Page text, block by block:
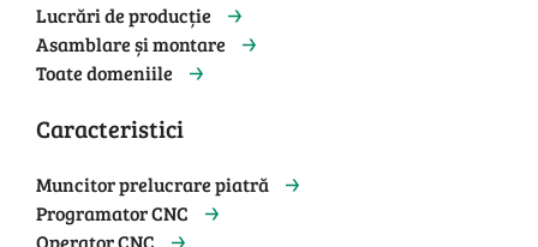
Lucrări de producție
Asamblare și montare
Toate domeniile
Caracteristici
Muncitor prelucrare piatră
Programator CNC
Operator CNC